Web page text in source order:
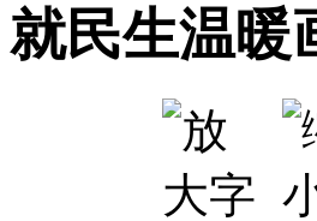
就民生温暖